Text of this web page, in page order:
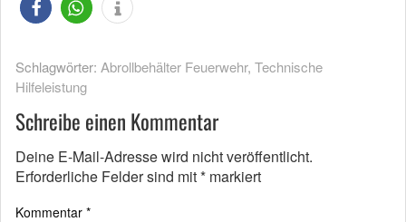
Schlagwörter: Abrollbehälter Feuerwehr, Technische
Hilfeleistung
Schreibe einen Kommentar
Deine E-Mail-Adresse wird nicht veröffentlicht.
Erforderliche Felder sind mit* markiert
Kommentar *